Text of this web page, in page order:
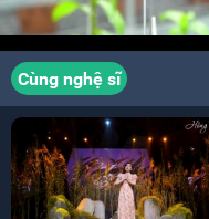
Cùng nghệ sĩ